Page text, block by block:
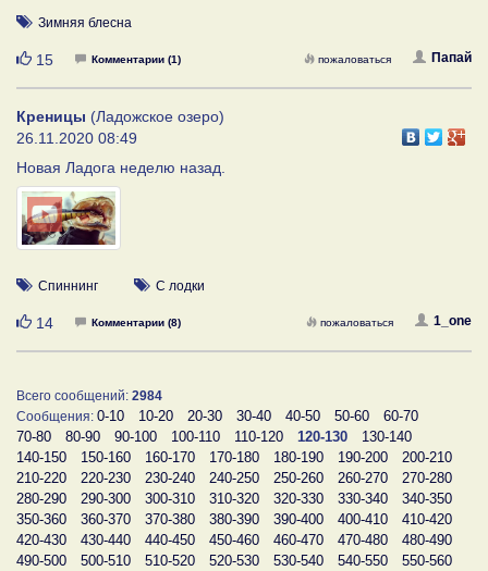
Зимняя блесна
Нравится
15 Комментарии (1) Папай
пожаловаться
Креницы (Ладожское озеро)
26.11.2020 08:49
Новая Ладога неделю назад.
Спиннинг С лодки
Нравится
14 Комментарии (8) 1_one
пожаловаться
Всего сообщений: 2984
Сообщения: 0-10 10-20 20-30 30-40 40-50 50-60
60-70
70-80
80-90 90-100 100-110 110-120 120-130
130-140
140-150
150-160 160-170 170-180 180-190 190-200
200-210
210-220
220-230 230-240 240-250 250-260 260-270
270-280
280-290
290-300 300-310 310-320 320-330 330-340
340-350
350-360
360-370 370-380 380-390 390-400 400-410
410-420
420-430
430-440 440-450 450-460 460-470 470-480
480-490
490-500
500-510 510-520 520-530 530-540 540-550
550-560